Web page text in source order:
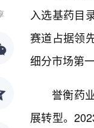
入选基药目
赛道占据领
细分市场第
誉衡药
展转型。